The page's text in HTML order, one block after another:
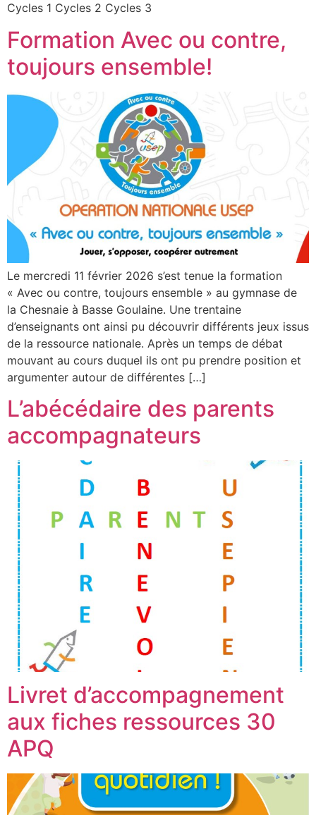
Cycles 1 Cycles 2 Cycles 3
Formation Avec ou contre,
toujours ensemble!
Le mercredi 11 février 2026 s’est tenue la formation
« Avec ou contre, toujours ensemble » au gymnase de
la Chesnaie à Basse Goulaine. Une trentaine
d’enseignants ont ainsi pu découvrir différents jeux issus
de la ressource nationale. Après un temps de débat
mouvant au cours duquel ils ont pu prendre position et
argumenter autour de différentes […]
L’abécédaire des parents
accompagnateurs
Livret d’accompagnement
aux fiches ressources 30
APQ